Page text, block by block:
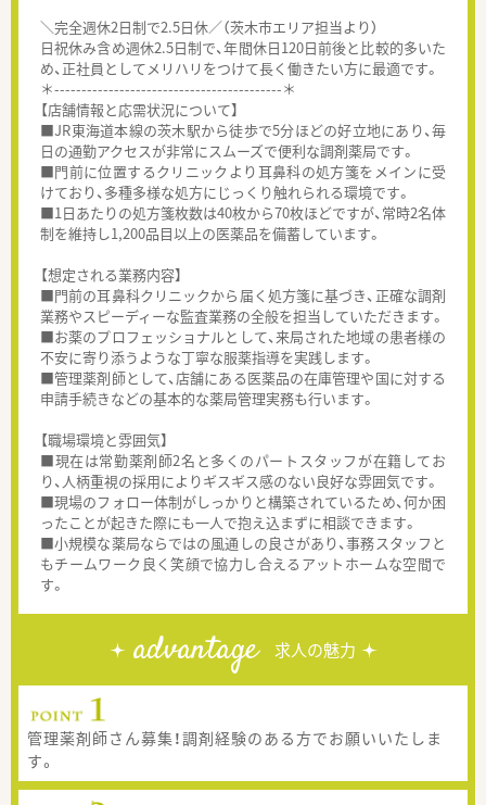
＼完全週休2日制で2.5日休／（茨木市エリア担当より）
日祝休み含め週休2.5日制で、年間休日120日前後と比較的多いた
め、正社員としてメリハリをつけて長く働きたい方に最適です。
＊------------------------------------------＊
【店舗情報と応需状況について】
■JR東海道本線の茨木駅から徒歩で5分ほどの好立地にあり、毎
日の通勤アクセスが非常にスムーズで便利な調剤薬局です。
■門前に位置するクリニックより耳鼻科の処方箋をメインに受
けており、多種多様な処方にじっくり触れられる環境です。
■1日あたりの処方箋枚数は40枚から70枚ほどですが、常時2名体
制を維持し1,200品目以上の医薬品を備蓄しています。
【想定される業務内容】
■門前の耳鼻科クリニックから届く処方箋に基づき、正確な調剤
業務やスピーディーな監査業務の全般を担当していただきます。
■お薬のプロフェッショナルとして、来局された地域の患者様の
不安に寄り添うような丁寧な服薬指導を実践します。
■管理薬剤師として、店舗にある医薬品の在庫管理や国に対する
申請手続きなどの基本的な薬局管理実務も行います。
【職場環境と雰囲気】
■現在は常勤薬剤師2名と多くのパートスタッフが在籍してお
り、人柄重視の採用によりギスギス感のない良好な雰囲気です。
■現場のフォロー体制がしっかりと構築されているため、何か困
ったことが起きた際にも一人で抱え込まずに相談できます。
■小規模な薬局ならではの風通しの良さがあり、事務スタッフと
もチームワーク良く笑顔で協力し合えるアットホームな空間で
す。
advantage 求人の魅力
管理薬剤師さん募集！調剤経験のある方でお願いいたしま
す。